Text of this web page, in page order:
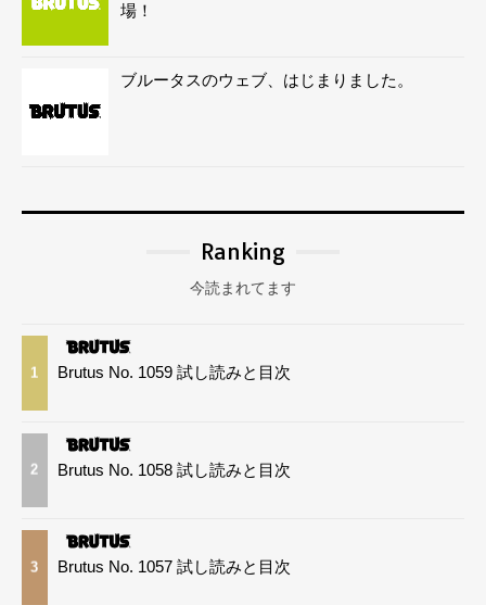
場！
ブルータスのウェブ、はじまりました。
Ranking
今読まれてます
1 Brutus No. 1059 試し読みと目次
2 Brutus No. 1058 試し読みと目次
3 Brutus No. 1057 試し読みと目次